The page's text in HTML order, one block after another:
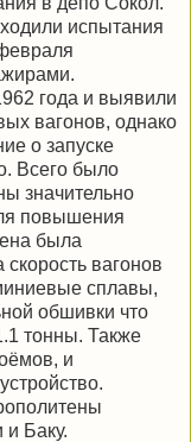
испытания
года и выявили
вагонов, однако
о запуске
Всего было
значительно
повышения
была
вагонов
сплавы,
обшивки что
тонны. Также
и
Баку.